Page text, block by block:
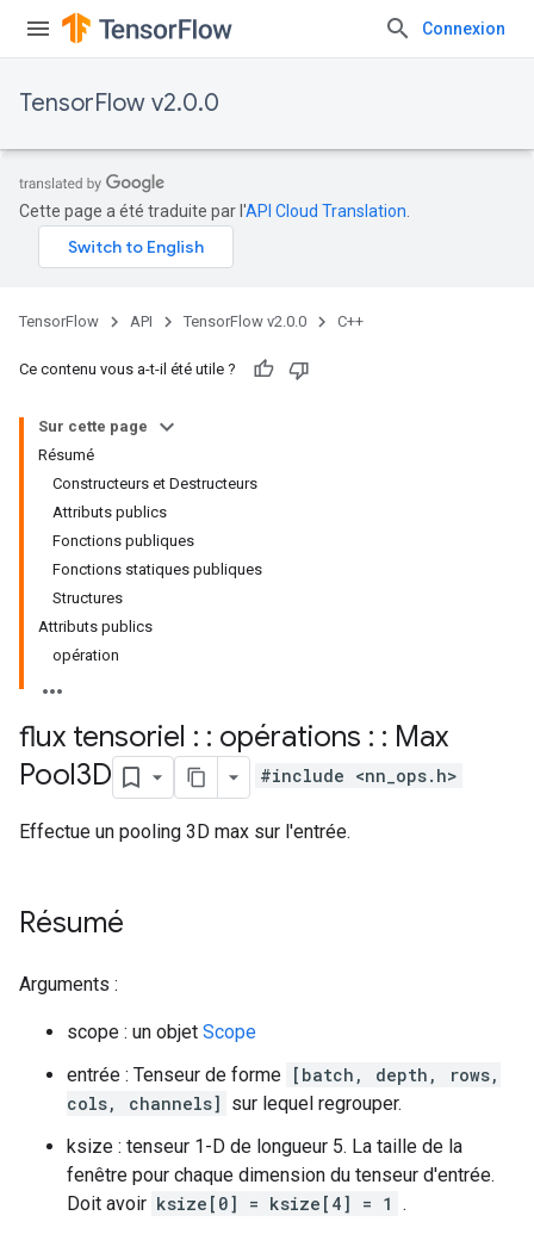
Connexion
TensorFlow v2.0.0
Cette page a été traduite par l'API Cloud Translation
TensorFlow API TensorFlow v2.0.0 C++
Ce contenu vous a-t-il été utile ?
Sur cette page
Résumé
Constructeurs et Destructeurs
Attributs publics
Fonctions publiques
Fonctions statiques publiques
Structures
Attributs publics
opération
flux tensoriel : : opérations : : Max
Pool3D
#include <nn_ops.h>
Effectue un pooling 3D max sur l'entrée.
Résumé
Arguments :
scope : un objet Scope
entrée : Tenseur de forme [batch, depth, rows,
cols, channels] sur lequel regrouper.
ksize : tenseur 1-D de longueur 5. La taille de la
fenêtre pour chaque dimension du tenseur d'entrée.
Doit avoir ksize[0] = ksize[4] = 1 .